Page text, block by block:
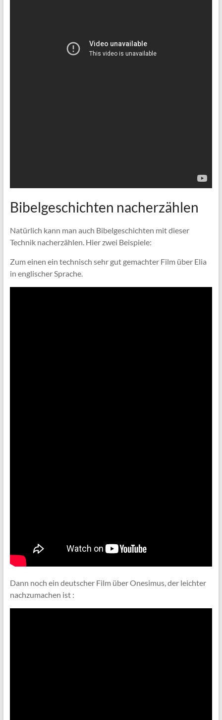
Bibelgeschichten nacherzählen
Natürlich kann man auch Bibelgeschichten mit dieser
Technik nacherzählen. Hier zwei Beispiele:
Zum einen ein technisch sehr gut gemachter Film über Elia
in englischer Sprache.
Dann noch ein deutscher Film über Onesimus, der leichter
nachzumachen ist :